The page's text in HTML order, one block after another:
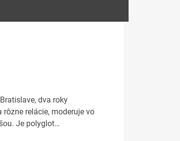
dva roky
relácie, moderuje vo
Je polyglot…